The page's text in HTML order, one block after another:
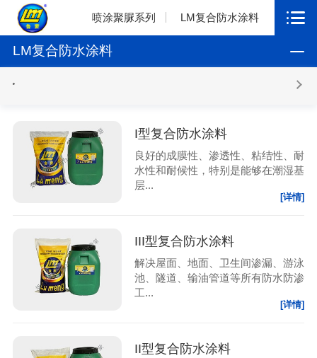
喷涂聚脲系列 LM复合防水涂料
LM复合防水涂料
I型复合防水涂料
良好的成膜性、渗透性、粘结性、耐
水性和耐候性，特别是能够在潮湿基
层...
[详情]
III型复合防水涂料
解决屋面、地面、卫生间渗漏、游泳
池、隧道、输油管道等所有防水防渗
工...
[详情]
II型复合防水涂料